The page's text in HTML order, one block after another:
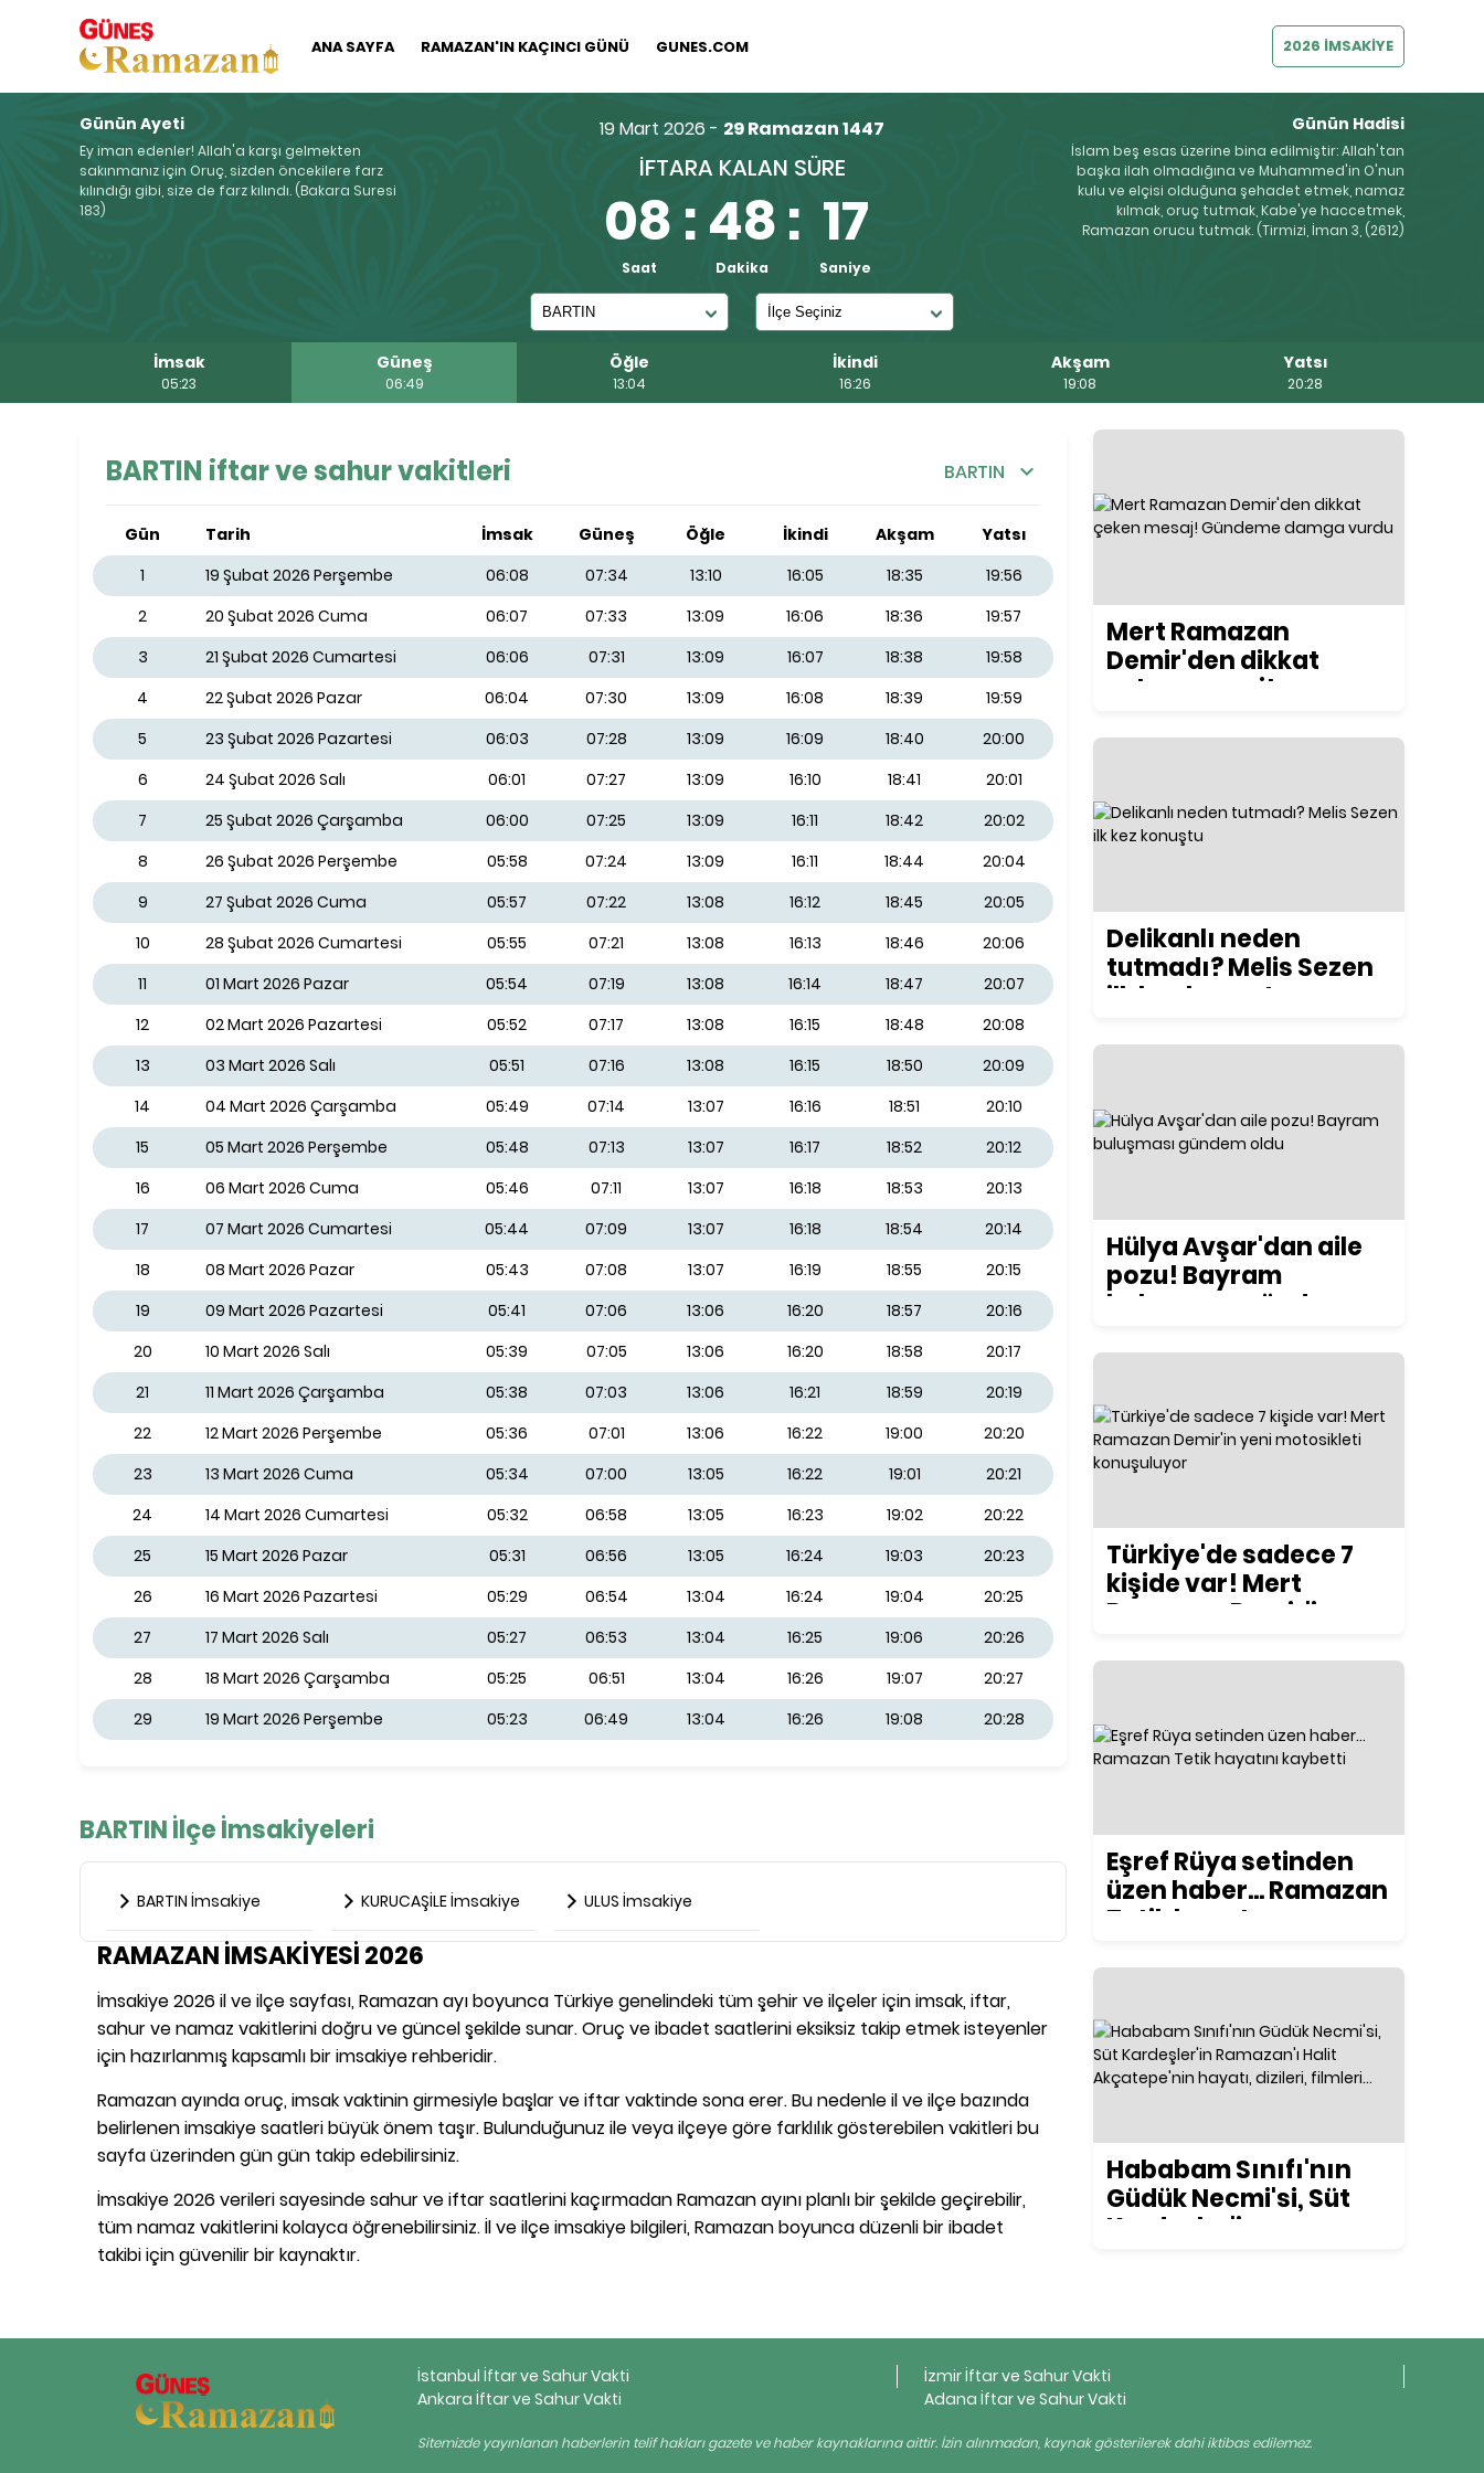
ANA SAYFA RAMAZAN'IN KAÇINCI GÜNÜ GUNES.COM 2026 İMSAKİYE
Günün Ayeti
Ey iman edenler! Allah'a karşı gelmekten
sakınmanız için Oruç, sizden öncekilere farz
kılındığı gibi, size de farz kılındı. (Bakara Suresi
183)
19 Mart 2026 - 29 Ramazan 1447
İFTARA KALAN SÜRE
08 :48: 16
Saat Dakika Saniye
Günün Hadisi
İslam beş esas üzerine bina edilmiştir: Allah'tan
başka ilah olmadığına ve Muhammed'in O'nun
kulu ve elçisi olduğuna şehadet etmek, namaz
kılmak, oruç tutmak, Kabe'ye haccetmek,
Ramazan orucu tutmak. (Tirmizi, İman 3, (2612)
İmsak
05:23
Güneş
06:49
Öğle
13:04
İkindi
16:26
Akşam
19:08
Yatsı
20:28
BARTIN iftar ve sahur vakitleri BARTIN
Gün Tarih İmsak Güneş Öğle İkindi Akşam
Yatsı
1
19 Şubat 2026 Perşembe 06:08 07:34 13:10 16:05 18:35
19:56
2
20 Şubat 2026 Cuma 06:07 07:33 13:09 16:06 18:36
19:57
3
21 Şubat 2026 Cumartesi 06:06 07:31 13:09 16:07 18:38
19:58
4
22 Şubat 2026 Pazar 06:04 07:30 13:09 16:08 18:39
19:59
5
23 Şubat 2026 Pazartesi 06:03 07:28 13:09 16:09 18:40
20:00
6
24 Şubat 2026 Salı 06:01 07:27 13:09 16:10 18:41
20:01
7
25 Şubat 2026 Çarşamba 06:00 07:25 13:09 16:11 18:42
20:02
8
26 Şubat 2026 Perşembe 05:58 07:24 13:09 16:11 18:44
20:04
9
27 Şubat 2026 Cuma 05:57 07:22 13:08 16:12 18:45
20:05
10
28 Şubat 2026 Cumartesi 05:55 07:21 13:08 16:13 18:46
20:06
11
01 Mart 2026 Pazar 05:54 07:19 13:08 16:14 18:47
20:07
12
02 Mart 2026 Pazartesi 05:52 07:17 13:08 16:15 18:48
20:08
13
03 Mart 2026 Salı 05:51 07:16 13:08 16:15 18:50
20:09
14
04 Mart 2026 Çarşamba 05:49 07:14 13:07 16:16 18:51
20:10
15
05 Mart 2026 Perşembe 05:48 07:13 13:07 16:17 18:52
20:12
16
06 Mart 2026 Cuma 05:46 07:11 13:07 16:18 18:53
20:13
17
07 Mart 2026 Cumartesi 05:44 07:09 13:07 16:18 18:54
20:14
18
08 Mart 2026 Pazar 05:43 07:08 13:07 16:19 18:55
20:15
19
09 Mart 2026 Pazartesi 05:41 07:06 13:06 16:20 18:57
20:16
20
10 Mart 2026 Salı 05:39 07:05 13:06 16:20 18:58
20:17
21
11 Mart 2026 Çarşamba 05:38 07:03 13:06 16:21 18:59
20:19
22
12 Mart 2026 Perşembe 05:36 07:01 13:06 16:22 19:00
20:20
23
13 Mart 2026 Cuma 05:34 07:00 13:05 16:22 19:01
20:21
24
14 Mart 2026 Cumartesi 05:32 06:58 13:05 16:23 19:02
20:22
25
15 Mart 2026 Pazar 05:31 06:56 13:05 16:24 19:03
20:23
26
16 Mart 2026 Pazartesi 05:29 06:54 13:04 16:24 19:04
20:25
27
17 Mart 2026 Salı 05:27 06:53 13:04 16:25 19:06
20:26
28
18 Mart 2026 Çarşamba 05:25 06:51 13:04 16:26 19:07
20:27
29
19 Mart 2026 Perşembe 05:23 06:49 13:04 16:26 19:08 20:28
BARTIN İlçe İmsakiyeleri
BARTIN İmsakiye KURUCAŞİLE İmsakiye ULUS İmsakiye
RAMAZAN İMSAKİYESİ 2026
İmsakiye 2026 il ve ilçe sayfası, Ramazan ayı boyunca Türkiye genelindeki tüm şehir ve ilçeler için imsak, iftar,
sahur ve namaz vakitlerini doğru ve güncel şekilde sunar. Oruç ve ibadet saatlerini eksiksiz takip etmek isteyenler
için hazırlanmış kapsamlı bir imsakiye rehberidir.
Ramazan ayında oruç, imsak vaktinin girmesiyle başlar ve iftar vaktinde sona erer. Bu nedenle il ve ilçe bazında
belirlenen imsakiye saatleri büyük önem taşır. Bulunduğunuz ile veya ilçeye göre farklılık gösterebilen vakitleri bu
sayfa üzerinden gün gün takip edebilirsiniz.
İmsakiye 2026 verileri sayesinde sahur ve iftar saatlerini kaçırmadan Ramazan ayını planlı bir şekilde geçirebilir,
tüm namaz vakitlerini kolayca öğrenebilirsiniz. İl ve ilçe imsakiye bilgileri, Ramazan boyunca düzenli bir ibadet
takibi için güvenilir bir kaynaktır.
Mert Ramazan
Demir'den dikkat
çeken mesaj!
vurdu
Delikanlı neden
tutmadı? Melis Sezen
ilk kez konuştu
Hülya Avşar'dan aile
pozu! Bayram
buluşması gündem
Türkiye'de sadece 7
kişide var! Mert
Ramazan Demir'in
konuşuluyor
Eşref Rüya setinden
üzen haber... Ramazan
Tetik hayatını
Hababam Sınıfı'nın
Güdük Necmi'si, Süt
Kardeşler'in
İstanbul İftar ve Sahur Vakti
Ankara İftar ve Sahur Vakti
İzmir İftar ve Sahur Vakti
Adana İftar ve Sahur Vakti
Sitemizde yayınlanan haberlerin telif hakları gazete ve haber kaynaklarına aittir. İzin alınmadan, kaynak gösterilerek dahi iktibas edilemez.